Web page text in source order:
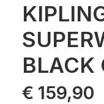
BLACK
€ 159,90